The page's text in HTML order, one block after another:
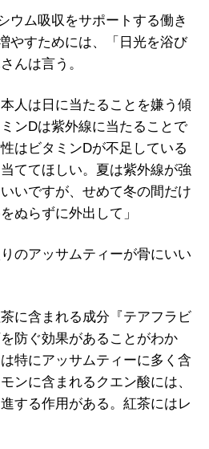
ウム吸収をサポートする働き
やすためには、「日光を浴び
んは言う。
人は日に当たることを嫌う傾
ンDは紫外線に当たることで
はビタミンDが不足している
ててほしい。夏は紫外線が強
いですが、せめて冬の間だけ
ぬらずに外出して」
のアッサムティーが骨にいい
に含まれる成分『テアフラビ
防ぐ効果があることがわか
特にアッサムティーに多く含
ンに含まれるクエン酸には、
する作用がある。紅茶にはレ